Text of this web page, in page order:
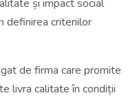
și impact social
definirea criteriilor
de firma care promite
livra calitate în condiții